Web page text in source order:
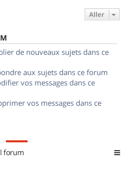
Aller
de nouveaux sujets dans ce
aux sujets dans ce forum
vos messages dans ce
vos messages dans ce
forum